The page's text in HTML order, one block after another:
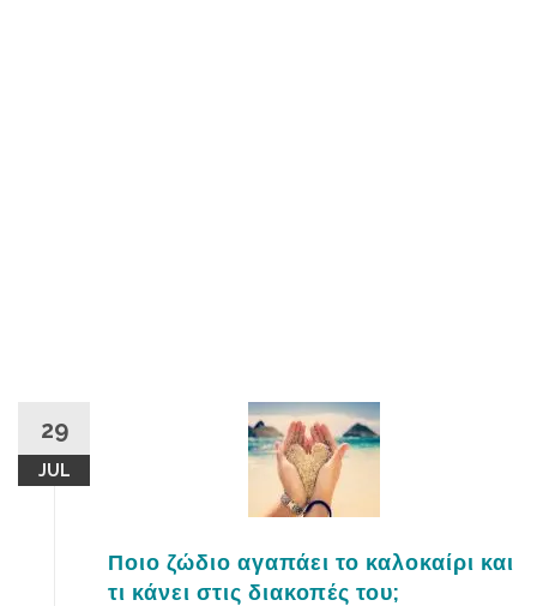
29
JUL
Ποιο ζώδιο αγαπάει το καλοκαίρι και
τι κάνει στις διακοπές του;